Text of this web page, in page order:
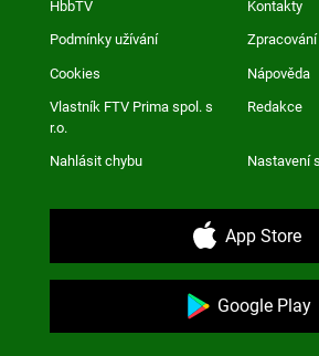
HbbTV Kontakty
Podmínky užívání
Cookies Nápověda
Vlastník FTV Prima spol. s
r.o.
Redakce
Nahlásit chybu Nastavení
App Store
Google Play